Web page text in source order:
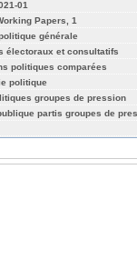
01
Papers, 1
générale
électoraux et consultatifs
politiques comparées
politique
groupes de pression
partis groupes de